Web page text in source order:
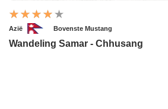
Azië Bovenste Mustang
Wandeling Samar - Chhusang